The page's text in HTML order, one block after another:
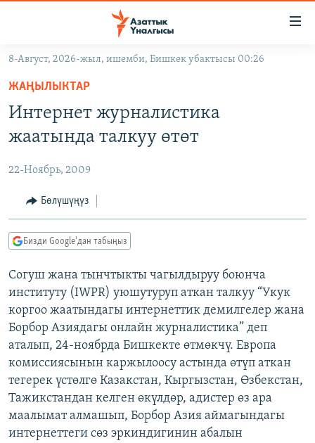
Навигацияга
өтүңүз
Издөөгө
салыңызКЫРГЫЗСТАН
ЭКОНОМИКА
МАДАНИЯТ
БОРБОР АЗИЯ
АТАЙЫН ИЛИКТӨӨ
ТВ ПРОГРАММАЛАР
ЭКСПЕРТТЕР ТАЛДАЙТ
БИЗ ЖАНА ДҮЙНӨ
ДАНИСТЕ
ЭЖЕ-СИҢДИЛЕР
АЗАТТЫК+
ЫҢГАЙСЫЗ СУРООЛОР
ӨЗГӨЧӨ ПИКИР
Русский
ОНЛАЙН ШЕРИНЕ
ЭЕ/АРнун бардык сайттары
8-Август, 2026-жыл, ишемби, Бишкек убактысы 00:26
ЖАҢЫЛЫКТАР
Интернет журналистика
жаатында талкуу өтөт
22-Ноябрь, 2009
Бөлүшүңүз
Бизди Google'дан табыңыз
Согуш жана тынчтыкты чагылдыруу боюнча
институту (IWPR) уюшутуруп аткан талкуу “Укук
коргоо жаатындагы интернеттик демилгелер жана
Борбор Азиядагы онлайн журналистика” деп
аталып, 24-ноябрда Бишкекте өтмөкчү. Европа
комиссиясынын каржылоосу астында өтүп аткан
тегерек үстөлгө Казакстан, Кыргызстан, Өзбекстан,
Тажикстандан келген өкүлдөр, адистер өз ара
маалымат алмашып, Борбор Азия аймагындагы
интернеттеги сөз эркиндигинин абалын